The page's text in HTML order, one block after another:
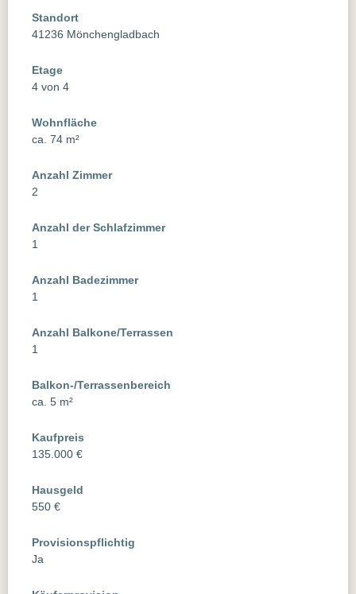
Standort
41236 Mönchengladbach
Etage
4 von 4
Wohnfläche
ca. 74 m²
Anzahl Zimmer
2
Anzahl der Schlafzimmer
1
Anzahl Badezimmer
1
Anzahl Balkone/Terrassen
1
Balkon-/Terrassenbereich
ca. 5 m²
Kaufpreis
135.000 €
Hausgeld
550 €
Provisionspflichtig
Ja